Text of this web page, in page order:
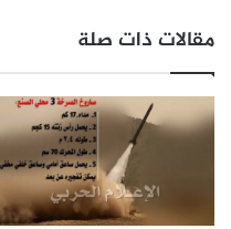
مقالات ذات صلة